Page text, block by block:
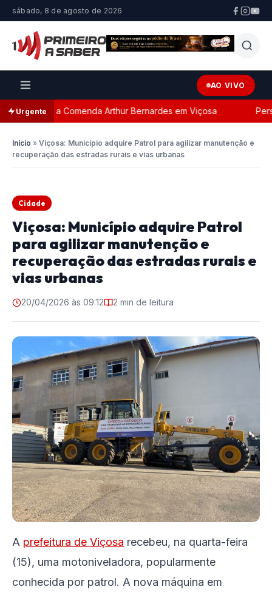
sábado, 8 de agosto de 2026
AO VIVO
Urgente
com a Comenda Arthur Bernardes em Viçosa
Início » Viçosa: Município adquire Patrol para agilizar manutenção e
recuperação das estradas rurais e vias urbanas
Cidade
Viçosa: Município adquire Patrol
para agilizar manutenção e
recuperação das estradas rurais e
vias urbanas
20/04/2026 às 09:12 2 min de leitura
A prefeitura de Viçosa recebeu, na quarta-feira
(15), uma motoniveladora, popularmente
conhecida por patrol. A nova máquina em